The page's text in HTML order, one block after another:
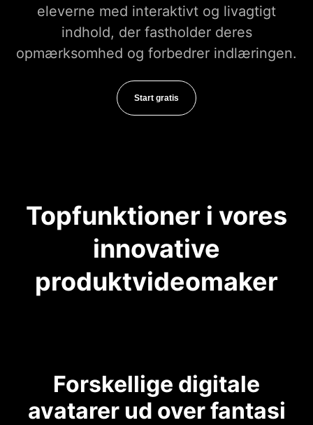
eleverne med interaktivt og livagtigt
indhold, der fastholder deres
opmærksomhed og forbedrer indlæringen.
Start gratis
Topfunktioner i vores
innovative
produktvideomaker
Forskellige digitale
avatarer ud over fantasi